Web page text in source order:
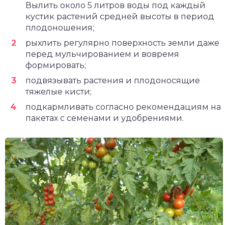
Вылить около 5 литров воды под каждый
кустик растений средней высоты в период
плодоношения;
рыхлить регулярно поверхность земли даже
перед мульчированием и вовремя
формировать;
подвязывать растения и плодоносящие
тяжелые кисти;
подкармливать согласно рекомендациям на
пакетах с семенами и удобрениями.